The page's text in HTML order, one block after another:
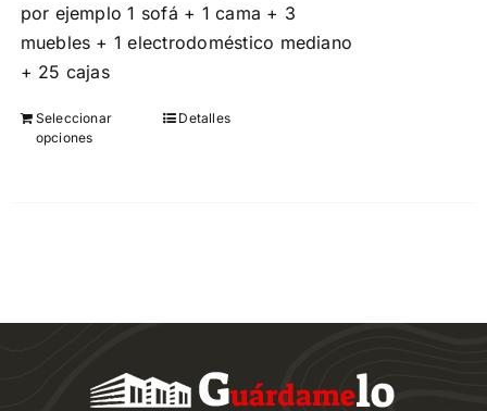
por ejemplo 1 sofá + 1 cama + 3
muebles + 1 electrodoméstico mediano
+ 25 cajas
Seleccionar
opciones
Este
se
elegir
Detalles